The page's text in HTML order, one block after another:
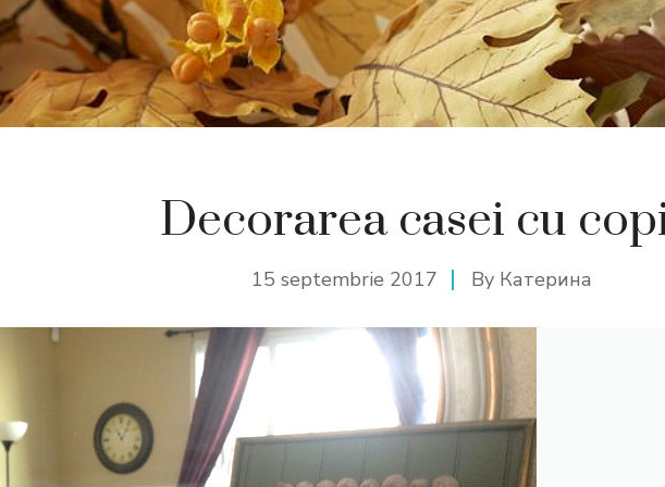
Decorarea casei cu
15 septembrie 2017 By Катерина